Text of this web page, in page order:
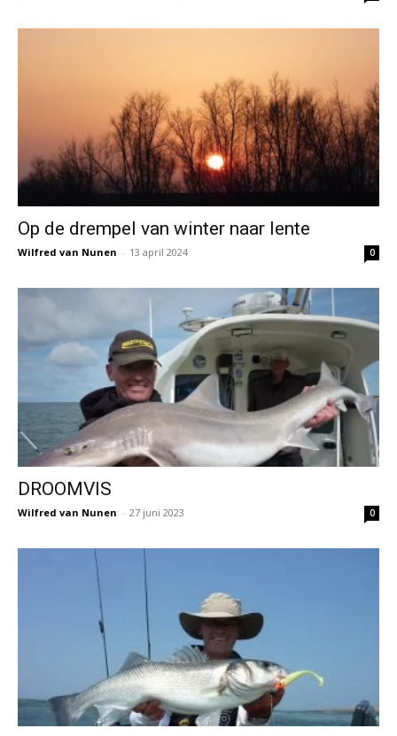
Op de drempel van winter naar lente
Wilfred van Nunen - 13 april 2024 0
DROOMVIS
Wilfred van Nunen - 27 juni 2023 0